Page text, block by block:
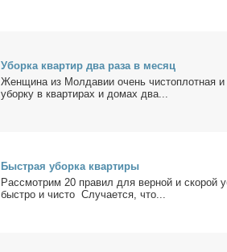
Убор­ка квар­тир два ра­за в ме­сяц
Жен­щи­на из Мол­да­вии очень чи­сто­плот­ная и
убор­ку в квар­ти­рах и до­мах два...
Быст­рая убор­ка квар­ти­ры
Рас­смот­рим 20 пра­вил для вер­ной и ско­рой
быст­ро и чи­сто Слу­ча­ет­ся, что...